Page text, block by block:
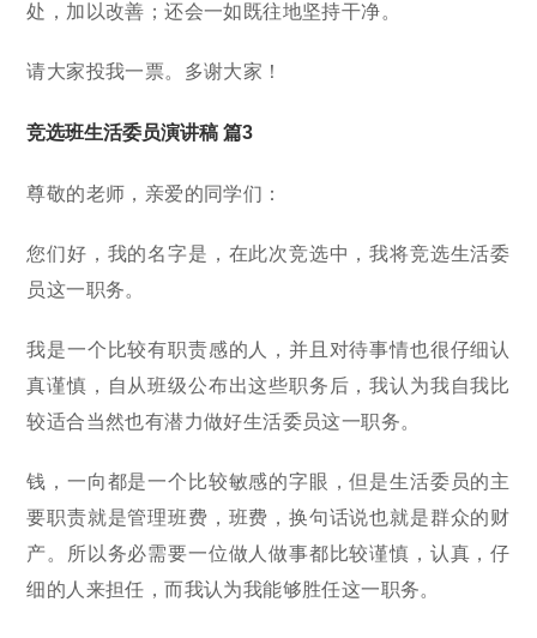
处，加以改善；还会一如既往地坚持干净。
请大家投我一票。多谢大家！
竞选班生活委员演讲稿 篇3
尊敬的老师，亲爱的同学们：
您们好，我的名字是，在此次竞选中，我将竞选生活委
员这一职务。
我是一个比较有职责感的人，并且对待事情也很仔细认
真谨慎，自从班级公布出这些职务后，我认为我自我比
较适合当然也有潜力做好生活委员这一职务。
钱，一向都是一个比较敏感的字眼，但是生活委员的主
要职责就是管理班费，班费，换句话说也就是群众的财
产。所以务必需要一位做人做事都比较谨慎，认真，仔
细的人来担任，而我认为我能够胜任这一职务。